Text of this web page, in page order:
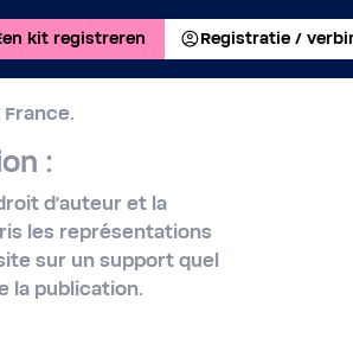
kit registreren Registratie /
:
d'auteur et la
les représentations
sur un support quel
la publication.